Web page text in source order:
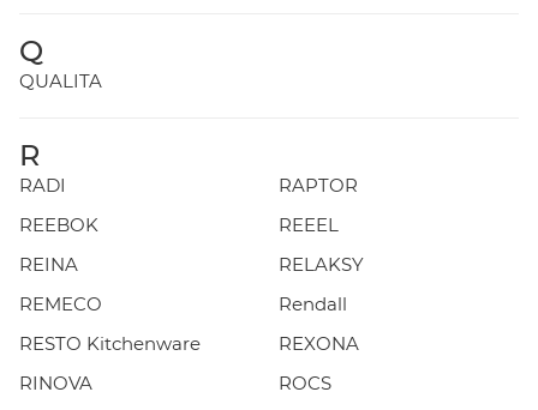
Q
QUALITA
R
RADI
RAPTOR
REEBOK
REEEL
REINA
RELAKSY
REMECO
Rendall
RESTO Kitchenware
REXONA
RINOVA
ROCS